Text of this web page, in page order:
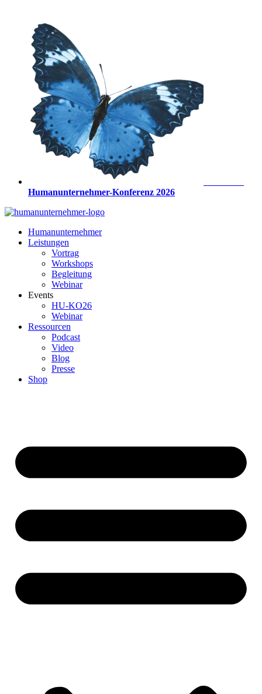
springen
Humanunternehmer-Konferenz 2026
Humanunternehmer
Leistungen
Vortrag
Workshops
Begleitung
Webinar
Events
HU-KO26
Webinar
Ressourcen
Podcast
Video
Blog
Presse
Shop